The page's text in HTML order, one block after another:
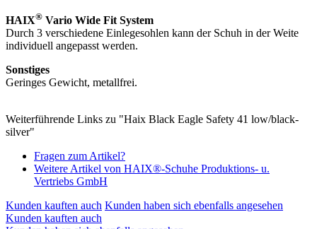
HAIX® Vario Wide Fit System
Durch 3 verschiedene Einlegesohlen kann der Schuh in der Weite
individuell angepasst werden.
Sonstiges
Geringes Gewicht, metallfrei.
Weiterführende Links zu "Haix Black Eagle Safety 41 low/black-
silver"
Fragen zum Artikel?
Weitere Artikel von HAIX®-Schuhe Produktions- u.
Vertriebs GmbH
Kunden kauften auch Kunden haben sich ebenfalls angesehen
Kunden kauften auch